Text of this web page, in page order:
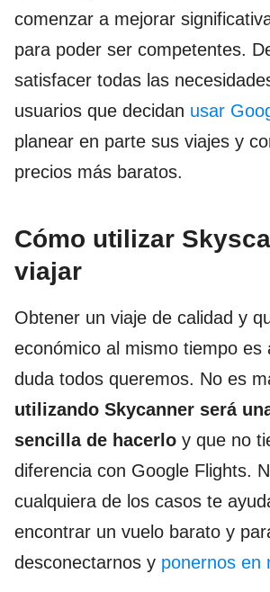
comenzar a mejorar
para poder ser competentes.
satisfacer todas las
usuarios que decidan usar
planear en parte sus viajes y
precios más baratos.
Cómo utilizar
viajar
Obtener un viaje de calidad y
económico al mismo tiempo es
duda todos queremos. No es
utilizando Skycanner será
sencilla de hacerlo y que no
diferencia con Google Flights.
cualquiera de los casos te
encontrar un vuelo barato y
desconectarnos y ponernos en